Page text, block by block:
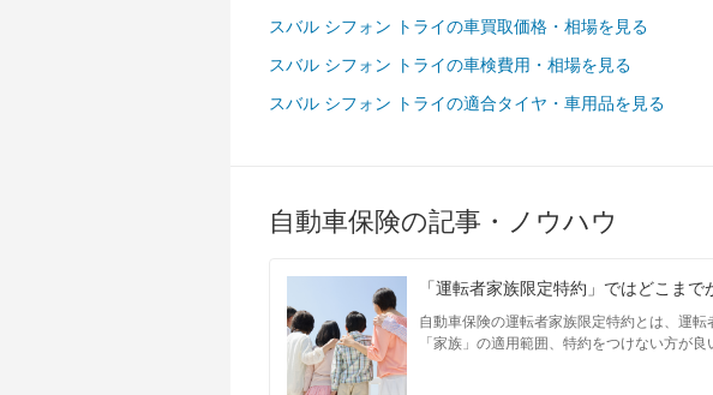
スバル シフォン トライの車買取価格・相場を見る
スバル シフォン トライの車検費用・相場を見る
スバル シフォン トライの適合タイヤ・車用品を見る
自動車保険の記事・ノウハウ
「運転者家族限定特約」ではどこま
自動車保険の運転者家族限定特約とは、運
「家族」の適用範囲、特約をつけない方が良